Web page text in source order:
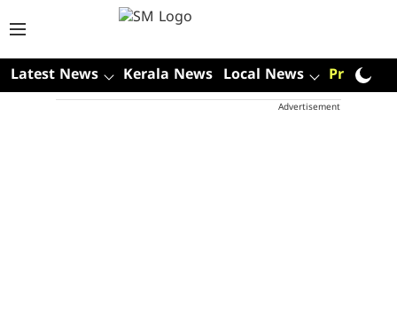
Latest News Kerala News Local News Premium
Advertisement